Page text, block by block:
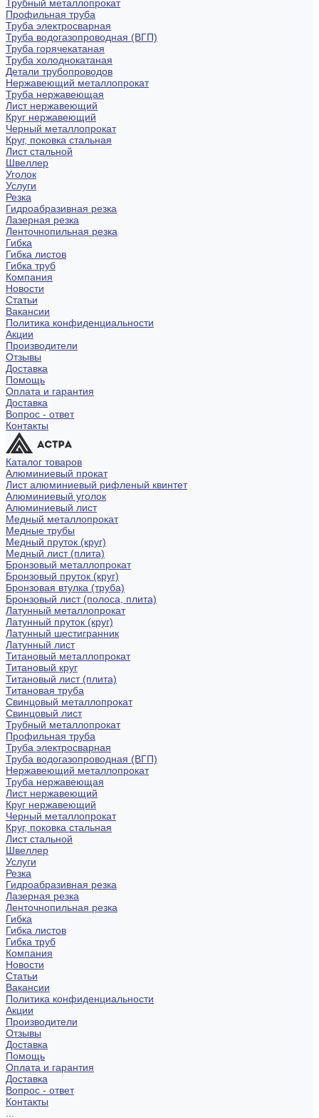
Трубный металлопрокат
Профильная труба
Труба электросварная
Труба водогазопроводная (ВГП)
Труба горячекатаная
Труба холоднокатаная
Детали трубопроводов
Нержавеющий металлопрокат
Труба нержавеющая
Лист нержавеющий
Круг нержавеющий
Черный металлопрокат
Круг, поковка стальная
Лист стальной
Швеллер
Уголок
Услуги
Резка
Гидроабразивная резка
Лазерная резка
Ленточнопильная резка
Гибка
Гибка листов
Гибка труб
Компания
Новости
Статьи
Вакансии
Политика конфиденциальности
Акции
Производители
Отзывы
Доставка
Помощь
Оплата и гарантия
Доставка
Вопрос - ответ
Контакты
Каталог товаров
Алюминиевый прокат
Лист алюминиевый рифленый квинтет
Алюминиевый уголок
Алюминиевый лист
Медный металлопрокат
Медные трубы
Медный пруток (круг)
Медный лист (плита)
Бронзовый металлопрокат
Бронзовый пруток (круг)
Бронзовая втулка (труба)
Бронзовый лист (полоса, плита)
Латунный металлопрокат
Латунный пруток (круг)
Латунный шестигранник
Латунный лист
Титановый металлопрокат
Титановый круг
Титановый лист (плита)
Титановая труба
Свинцовый металлопрокат
Свинцовый лист
Трубный металлопрокат
Профильная труба
Труба электросварная
Труба водогазопроводная (ВГП)
Нержавеющий металлопрокат
Труба нержавеющая
Лист нержавеющий
Круг нержавеющий
Черный металлопрокат
Круг, поковка стальная
Лист стальной
Швеллер
Услуги
Резка
Гидроабразивная резка
Лазерная резка
Ленточнопильная резка
Гибка
Гибка листов
Гибка труб
Компания
Новости
Статьи
Вакансии
Политика конфиденциальности
Акции
Производители
Отзывы
Доставка
Помощь
Оплата и гарантия
Доставка
Вопрос - ответ
Контакты